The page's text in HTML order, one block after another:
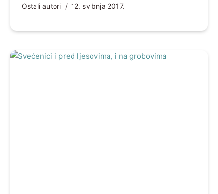
Ostali autori 12. svibnja 2017.